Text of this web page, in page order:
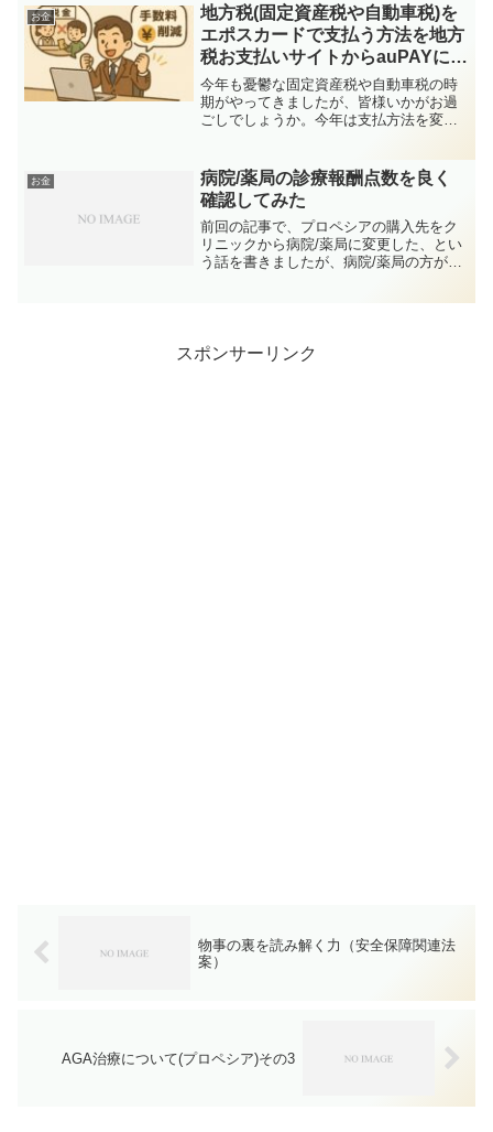
大）のYouTu...
お金
地方税(固定資産税や自動車税)を
エポスカードで支払う方法を地方
税お支払いサイトからauPAYに変
更2025
今年も憂鬱な固定資産税や自動車税の時
期がやってきましたが、皆様いかがお過
ごしでしょうか。今年は支払方法を変更
ば幸いです。最近ポイントアップショッ
プの改悪がありましたが、...
お金
病院/薬局の診療報酬点数を良く
確認してみた
前回の記事で、プロペシアの購入先をク
リニックから病院/薬局に変更した、とい
う話を書きましたが、病院/薬局の方が支
スポンサーリンク
物事の裏を読み解く力（安全保障関連法
案）
AGA治療について(プロペシア)その3